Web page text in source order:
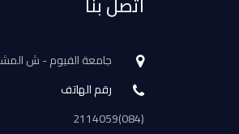
جامعة الفيوم - ش
رقم الهاتف
(084)2114059